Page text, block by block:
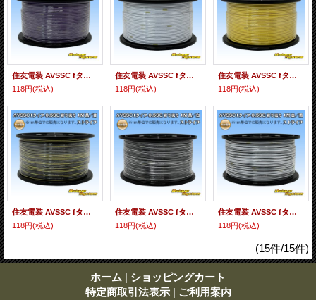
住友電装 AVSSC fタイプ 0.5SQ 切り売り 1M 紫
118円(税込)
住友電装 AVSSC fタイプ 0.5SQ 切り売り 1M 白
118円(税込)
住友電装 AVSSC fタイプ 0.5SQ 切り売り 1M 黄
118円(税込)
住友電装 AVSSC fタイプ 0.5SQ 切り売り 1M 黒/黄 ストライプ
118円(税込)
住友電装 AVSSC fタイプ 0.5SQ 切り売り 1M 黒/白 ストライプ
118円(税込)
住友電装 AVSSC fタイプ 0.5SQ 切り売り 1M 白/黒 ストライプ
118円(税込)
(15件/15件)
ホーム | ショッピングカート
特定商取引法表示 | ご利用案内